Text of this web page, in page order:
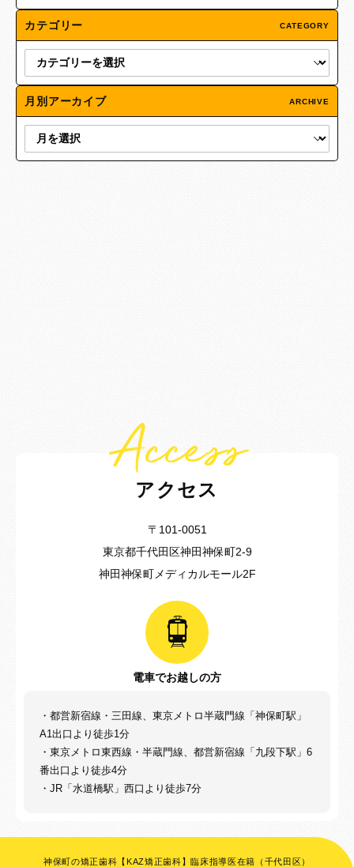
カテゴリー CATEGORY
月別アーカイブ ARCHIVE
Access
アクセス
〒101-0051
東京都千代田区神田神保町2-9
神田神保町メディカルモール2F
電車でお越しの方
・都営新宿線・三田線、東京メトロ半蔵門線「神保町駅」
A1出口より徒歩1分
・東京メトロ東西線・半蔵門線、都営新宿線「九段下駅」6
番出口より徒歩4分
・JR「水道橋駅」西口より徒歩7分
神保町の矯正歯科【KAZ矯正歯科】臨床指導医在籍（千代田区）